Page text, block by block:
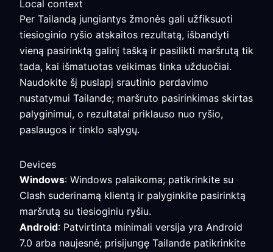
Local context
Per Tailandą jungiantys žmonės gali užfiksuoti
tiesioginio ryšio atskaitos rezultatą, išbandyti
vieną pasirinktą galinį tašką ir pasilikti maršrutą tik
tada, kai išmatuotas veikimas tinka užduočiai.
Naudokite šį puslapį srautinio perdavimo
nustatymui Tailande; maršruto pasirinkimas skirtas
palyginimui, o rezultatai priklauso nuo ryšio,
paslaugos ir tinklo sąlygų.
Devices
Windows: Windows palaikoma; patikrinkite su
Clash suderinamą klientą ir palyginkite pasirinktą
maršrutą su tiesioginiu ryšiu.
Android: Patvirtinta minimali versija yra Android
7.0 arba naujesnė; prisijungę Tailande patikrinkite